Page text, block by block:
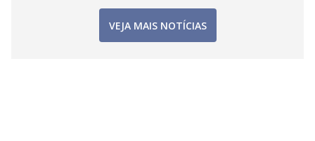
VEJA MAIS NOTÍCIAS